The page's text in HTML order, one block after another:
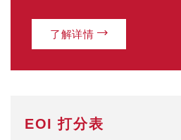
了解详情
EOI 打分表